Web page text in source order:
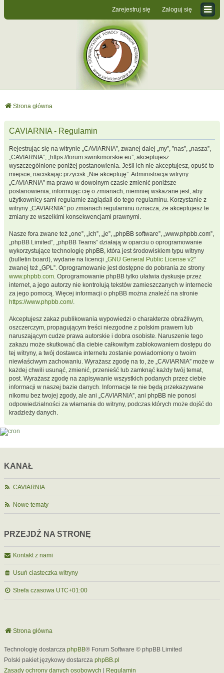
Zaloguj się
Zarejestruj się
Strona główna
CAVIARNIA - Regulamin
Rejestrując się na witrynie „CAVIARNIA”, zwanej dalej „my”, ”nas”, „nasza”,
„CAVIARNIA”, „https://forum.swinkimorskie.eu”, akceptujesz
wyszczególnione poniżej postanowienia. Jeśli ich nie akceptujesz, opuść to
miejsce, naciskając przycisk „Nie akceptuję”. Administracja witryny
„CAVIARNIA” ma prawo w dowolnym czasie zmienić poniższe
postanowienia, informując cię o zmianach, niemniej wskazane jest, aby
użytkownicy sami regularnie zaglądali do tego regulaminu. Korzystanie z
witryny „CAVIARNIA” po zmianach regulaminu oznacza, że akceptujesz te
zmiany ze wszelkimi konsekwencjami prawnymi.
Nasze fora zwane też „one”, „ich”, „je”, „phpBB software”, „www.phpbb.com”,
„phpBB Limited”, „phpBB Teams” działają w oparciu o oprogramowanie
wykorzystujące technologię phpBB, która jest środowiskiem typu witryny
(bulletin board), wydane na licencji „GNU General Public License v2”
zwanej też „GPL”. Oprogramowanie jest dostępne do pobrania ze strony
www.phpbb.com. Oprogramowanie phpBB tylko ułatwia dyskusje przez
internet, a jego autorzy nie kontrolują tekstów zamieszczanych w internecie
za jego pomocą. Więcej informacji o phpBB można znaleźć na stronie
https://www.phpbb.com/.
Akceptujesz zakaz publikowania wypowiedzi o charakterze obraźliwym,
oszczerczym, propagującym treści niezgodne z polskim prawem lub
naruszającym cudze prawa autorskie i dobra osobiste. Naruszenie tego
zakazu może skutkować dla ciebie całkowitym zablokowaniem dostępu do
tej witryny, a twój dostawca internetu zostanie powiadomiony o twoim
niewłaściwym zachowaniu. Wyrażasz zgodę na to, że „CAVIARNIA” może w
każdej chwili usunąć, zmienić, przenieść lub zamknąć każdy twój temat,
post. Wyrażasz zgodę na zapisywanie wszystkich podanych przez ciebie
informacji w naszej bazie danych. Informacje te nie będą przekazywane
nikomu bez twojej zgody, ale ani „CAVIARNIA”, ani phpBB nie ponosi
odpowiedzialności za włamania do witryny, podczas których może dojść do
kradzieży danych.
KANAŁ
CAVIARNIA
Nowe tematy
PRZEJDŹ NA STRONĘ
Kontakt z nami
Usuń ciasteczka witryny
Strefa czasowa UTC+01:00
Strona główna
Technologię dostarcza phpBB® Forum Software © phpBB Limited
Polski pakiet językowy dostarcza phpBB.pl
Zasady ochrony danych osobowych
Regulamin